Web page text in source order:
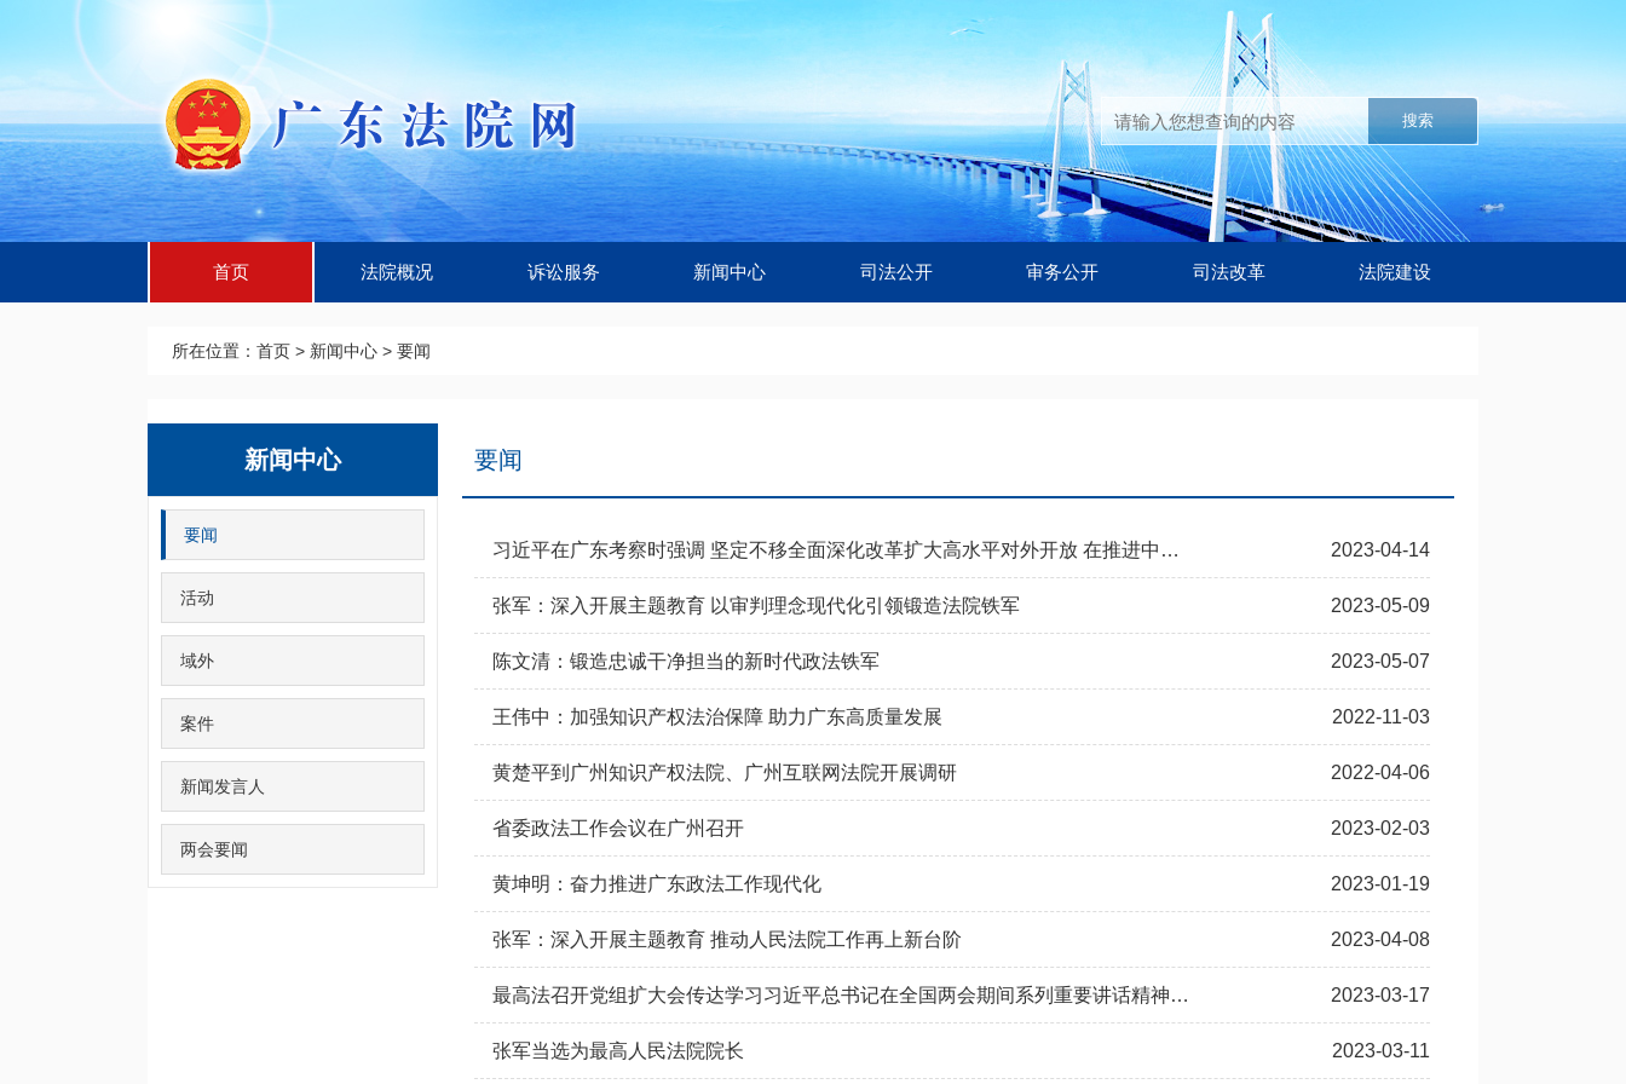
搜索
首页 法院概况 诉讼服务 新闻中心 司法公开 审务公开 司法改革 法院建设
所在位置： 首页 > 新闻中心 > 要闻
新闻中心
要闻
活动
域外
案件
新闻发言人
两会要闻
要闻
习近平在广东考察时强调 坚定不移全面深化改革扩大高水平对外开放 在推进中国式现代化建设中走在前列 2023-04-14
张军：深入开展主题教育 以审判理念现代化引领锻造法院铁军 2023-05-09
陈文清：锻造忠诚干净担当的新时代政法铁军 2023-05-07
王伟中：加强知识产权法治保障 助力广东高质量发展 2022-11-03
黄楚平到广州知识产权法院、广州互联网法院开展调研 2022-04-06
省委政法工作会议在广州召开 2023-02-03
黄坤明：奋力推进广东政法工作现代化 2023-01-19
张军：深入开展主题教育 推动人民法院工作再上新台阶 2023-04-08
最高法召开党组扩大会传达学习习近平总书记在全国两会期间系列重要讲话精神和全国两会精神 2023-03-17
张军当选为最高人民法院院长 2023-03-11